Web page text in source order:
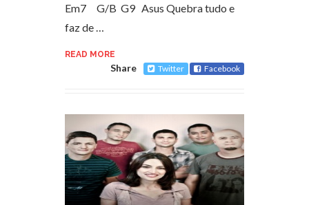
Em7 G/B G9 Asus Quebra tudo e
faz de …
READ MORE
Share Twitter Facebook